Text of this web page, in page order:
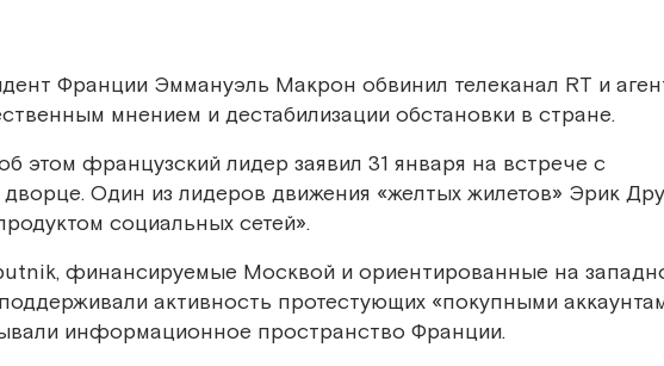
Франции Эммануэль Макрон обвинил телеканал RT и
мнением и дестабилизации обстановки в стране.
этом французский лидер заявил 31 января на встрече с
Один из лидеров движения «желтых жилетов» Эрик
социальных сетей».
финансируемые Москвой и ориентированные на
активность протестующих «покупными
информационное пространство Франции.